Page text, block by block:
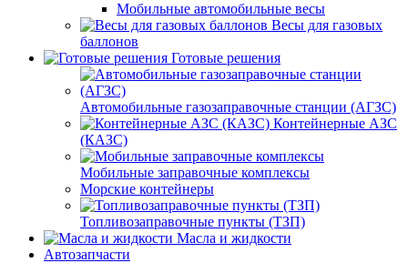
Мобильные автомобильные весы
Весы для газовых
баллонов
Готовые решения
Автомобильные газозаправочные станции (АГЗС)
Контейнерные АЗС
(КАЗС)
Мобильные заправочные комплексы
Морские контейнеры
Топливозаправочные пункты (ТЗП)
Масла и жидкости
Автозапчасти